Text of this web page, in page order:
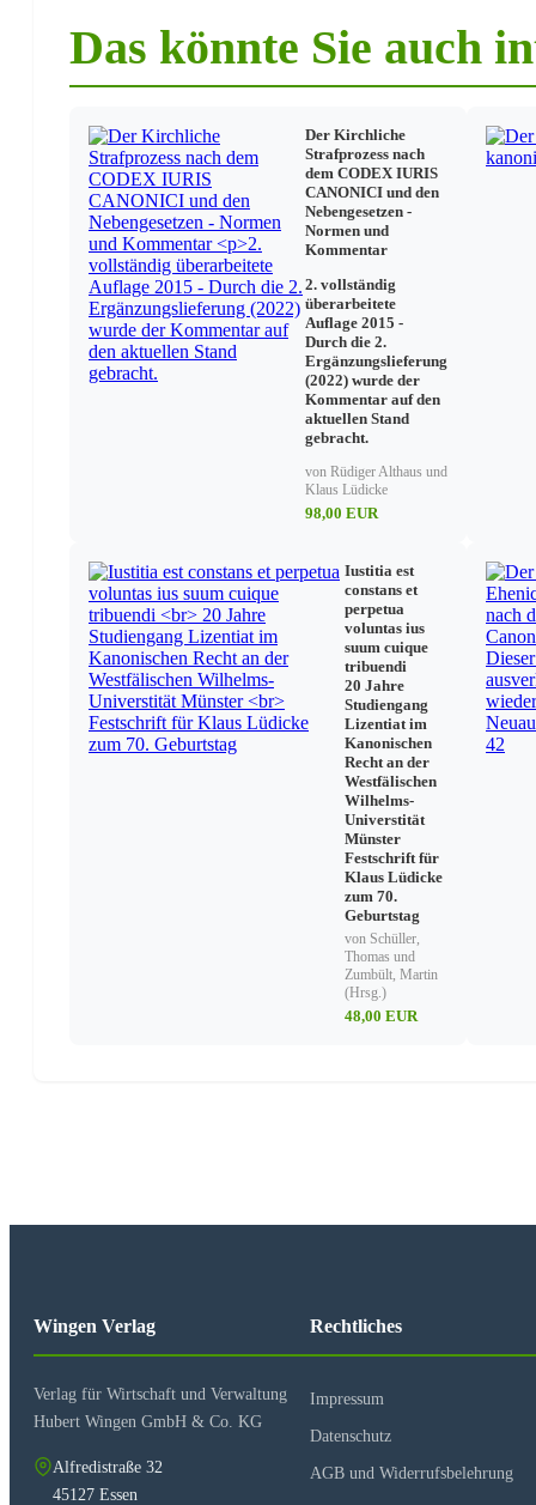
Das könnte Sie auch
Der Kirchliche
Strafprozess nach
dem CODEX IURIS
CANONICI und den
Nebengesetzen -
Normen und
Kommentar
2. vollständig
überarbeitete
Auflage 2015 -
Durch die 2.
Ergänzungslieferung
(2022) wurde der
Kommentar auf den
aktuellen Stand
gebracht.
von Rüdiger Althaus und
Klaus Lüdicke
98,00 EUR
Iustitia est
constans et
perpetua
voluntas ius
suum cuique
tribuendi
20 Jahre
Studiengang
Lizentiat im
Kanonischen
Recht an der
Westfälischen
Wilhelms-
Universtität
Münster
Festschrift für
Klaus Lüdicke
zum 70.
Geburtstag
von Schüller,
Thomas und
Zumbült, Martin
(Hrsg.)
48,00 EUR
Wingen Verlag
Verlag für Wirtschaft und Verwaltung
Hubert Wingen GmbH & Co. KG
Alfredistraße 32
45127 Essen
Rechtliches
Impressum
Datenschutz
AGB und Widerrufsbelehrung